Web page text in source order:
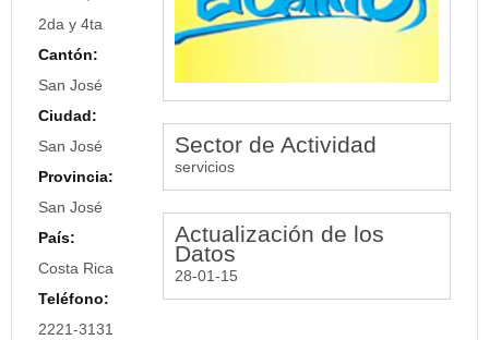
Sector de Actividad
servicios
Actualización de los
Datos
28-01-15
2da y 4ta
Cantón:
San José
Ciudad:
San José
Provincia:
San José
País:
Costa Rica
Teléfono:
2221-3131